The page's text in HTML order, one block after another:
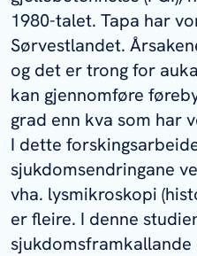
1980-talet. Tapa har
Sørvestlandet.
og det er trong for
kan gjennomføre
grad enn kva som har
I dette
sjukdomsendringane
vha. lysmikroskopi
er fleire. I denne